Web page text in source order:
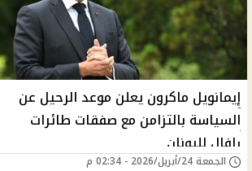
إيمانويل ماكرون يعلن موعد الرحيل عن
السياسة بالتزامن مع صفقات طائرات
رافال لليونان
الجمعة 24/أبريل/2026 - 02:34 م